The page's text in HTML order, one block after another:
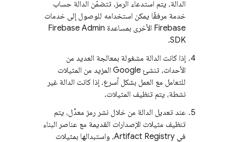
الدالة، يتم استدعاء الرمز. تتضمّن الدالة حساب
خدمة مرفقًا يمكن استخدامه للوصول إلى خدمات
Firebase الأخرى بمساعدة
Firebase Admin
SDK
.
إذا كانت الدالة مشغولة بمعالجة العديد من
الأحداث، تنشئ Google المزيد من المثيلات
للتعامل مع العمل بشكل أسرع. إذا كانت الدالة غير
نشطة، يتم تنظيف المثيلات.
عند تعديل الدالة من خلال نشر رمز معدَّل، يتم
تنظيف مثيلات الإصدارات القديمة مع عناصر البناء
في Artifact Registry، واستبدالها بمثيلات